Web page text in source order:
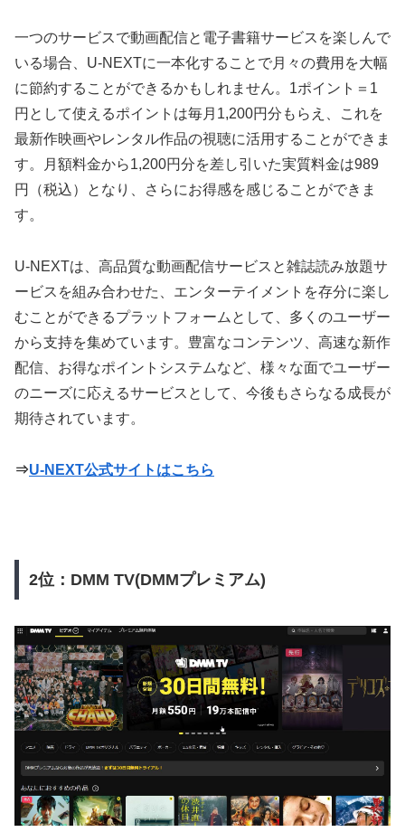
一つのサービスで動画配信と電子書籍サービスを楽しんで
いる場合、U-NEXTに一本化することで月々の費用を大幅
に節約することができるかもしれません。1ポイント＝1
円として使えるポイントは毎月1,200円分もらえ、これを
最新作映画やレンタル作品の視聴に活用することができま
す。月額料金から1,200円分を差し引いた実質料金は989
円（税込）となり、さらにお得感を感じることができま
す。
U-NEXTは、高品質な動画配信サービスと雑誌読み放題サ
ービスを組み合わせた、エンターテイメントを存分に楽し
むことができるプラットフォームとして、多くのユーザー
から支持を集めています。豊富なコンテンツ、高速な新作
配信、お得なポイントシステムなど、様々な面でユーザー
のニーズに応えるサービスとして、今後もさらなる成長が
期待されています。
⇒U-NEXT公式サイトはこちら
2位：DMM TV(DMMプレミアム)